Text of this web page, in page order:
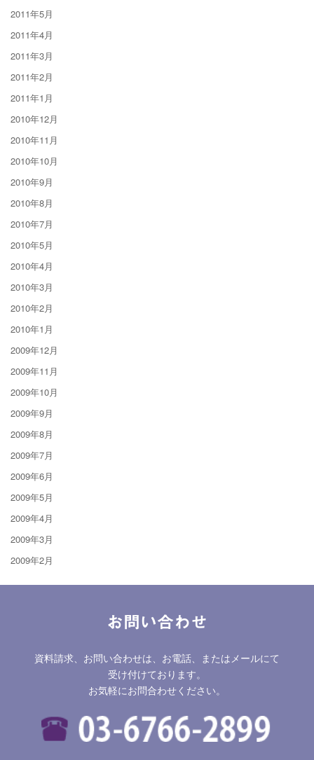
2011年5月
2011年4月
2011年3月
2011年2月
2011年1月
2010年12月
2010年11月
2010年10月
2010年9月
2010年8月
2010年7月
2010年5月
2010年4月
2010年3月
2010年2月
2010年1月
2009年12月
2009年11月
2009年10月
2009年9月
2009年8月
2009年7月
2009年6月
2009年5月
2009年4月
2009年3月
2009年2月
お問い合わせ
資料請求、お問い合わせは、お電話、またはメールにて
受け付けております。
お気軽にお問合わせください。